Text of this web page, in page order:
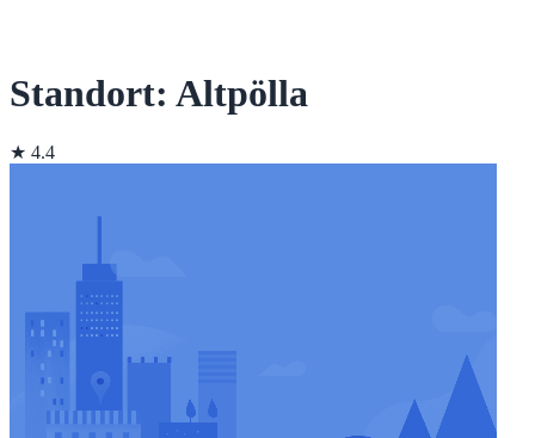
Standort: Altpölla
★ 4.4